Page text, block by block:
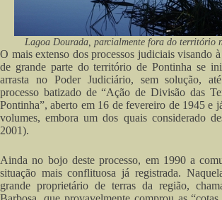
Lagoa Dourada, parcialmente fora do território
O mais extenso dos processos judiciais visando
de grande parte do território de Pontinha se
arrasta no Poder Judiciário, sem solução,
processo batizado de “Ação de Divisão das
Pontinha”, aberto em 16 de fevereiro de 1945 e
volumes, embora um dos quais considerado
2001).
Ainda no bojo deste processo, em 1990 a
situação mais conflituosa já registrada.
grande proprietário de terras da região,